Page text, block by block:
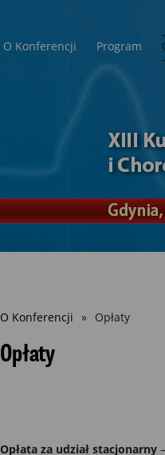
O Konferencji Program
Ścieżka
nawigacyjna
O Konferencji Opłaty
Opłaty
Opłata za udział stacjonarny